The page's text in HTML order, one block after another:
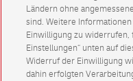
Ländern ohne
sind. Weitere
Einwilligung zu widerrufen,
Einstellungen“ unten auf
Widerruf der Einwilligung
dahin erfolgten